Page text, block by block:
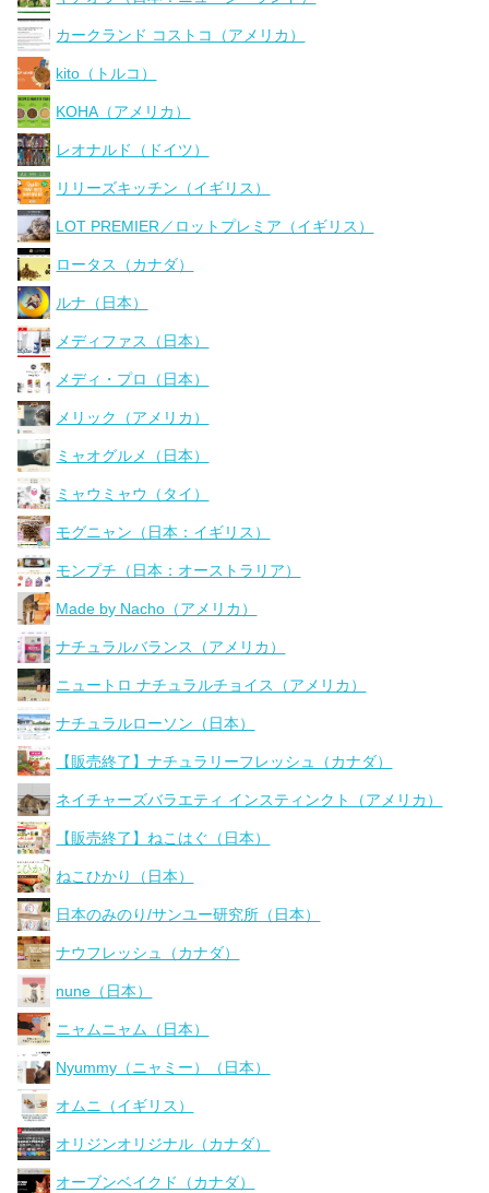
カークランド コストコ（アメリカ）
kito（トルコ）
KOHA（アメリカ）
レオナルド（ドイツ）
リリーズキッチン（イギリス）
LOT PREMIER／ロットプレミア（イギリス）
ロータス（カナダ）
ルナ（日本）
メディファス（日本）
メディ・プロ（日本）
メリック（アメリカ）
ミャオグルメ（日本）
ミャウミャウ（タイ）
モグニャン（日本：イギリス）
モンプチ（日本：オーストラリア）
Made by Nacho（アメリカ）
ナチュラルバランス（アメリカ）
ニュートロ ナチュラルチョイス（アメリカ）
ナチュラルローソン（日本）
【販売終了】ナチュラリーフレッシュ（カナダ）
ネイチャーズバラエティ インスティンクト（アメリカ）
【販売終了】ねこはぐ（日本）
ねこひかり（日本）
日本のみのり/サンユー研究所（日本）
ナウフレッシュ（カナダ）
nune（日本）
ニャムニャム（日本）
Nyummy（ニャミー）（日本）
オムニ（イギリス）
オリジンオリジナル（カナダ）
オーブンベイクド（カナダ）